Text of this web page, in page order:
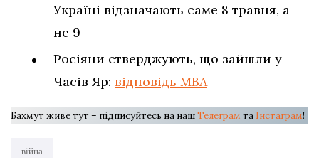
Україні відзначають саме 8 травня, а
не 9
Росіяни стверджують, що зайшли у
Часів Яр: відповідь МВА
Бахмут живе тут – підписуйтесь на нашТелеграм та Інстаграм!
війна